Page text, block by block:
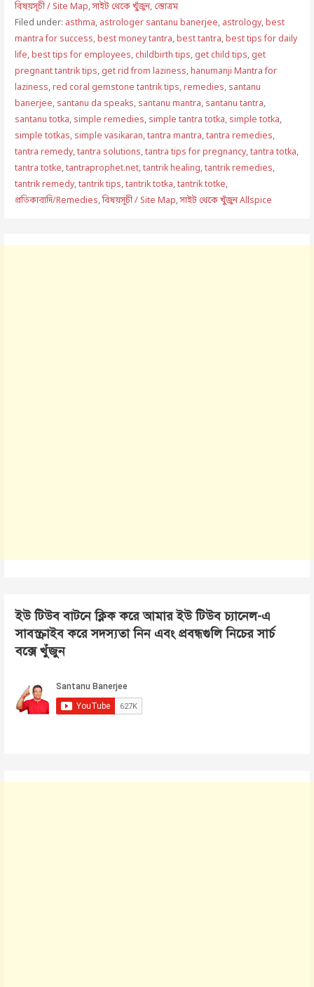
বিষয়সূচী / Site Map,সাইট থেকে খুঁজুন, স্তোত্রম
Filed under: asthma, astrologer santanu banerjee, astrology,best
mantra for success,best money tantra,best tantra,best tips for daily
life,best tips for employees, childbirth tips, get child tips, get
pregnant tantrik tips, get rid from laziness,hanumanji Mantra for
laziness,red coral gemstone tantrik tips,remedies, santanu
banerjee, santanu da speaks, santanu mantra, santanu tantra,
santanu totka, simple remedies, simple tantra totka, simple totka,
simple totkas, simple vasikaran,tantra mantra,tantra remedies,
tantra remedy,tantra solutions,tantra tips for pregnancy,tantra totka,
tantra totke,tantraprophet.net,tantrik healing,tantrik remedies,
tantrik remedy,tantrik tips,tantrik totka,tantrik totke,
প্রতিকারাদি/Remedies,বিষয়সূচী / Site Map,সাইট থেকে খুঁজুন Allspice
ইউ টিউব বাটনে ক্লিক করে আমার ইউ টিউব চ্যানেল-এ
সাবস্ক্রাইব করে সদস্যতা নিন এবং প্রবন্ধগুলি নিচের সার্চ
বক্সে খুঁজুন